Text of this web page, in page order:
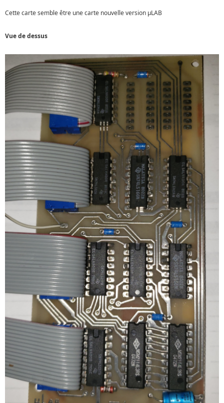
Cette carte semble être une carte nouvelle version µLAB
Vue de dessus